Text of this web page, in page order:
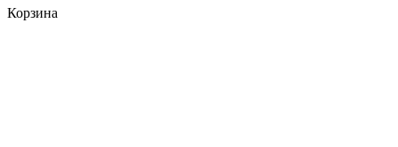
Корзина